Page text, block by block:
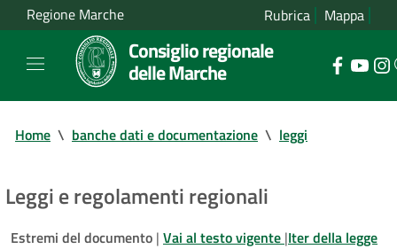
Regione Marche Rubrica Mappa
Consiglio regionale
delle Marche
Home \ banche dati e documentazione \ leggi
Leggi e regolamenti regionali
Estremi del documento | Vai al testo vigente |Iter della legge